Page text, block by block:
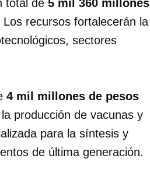
total de 5 mil 360 millones
recursos fortalecerán la
sectores
4 mil millones de pesos
producción de vacunas y
para la síntesis y
de última generación.